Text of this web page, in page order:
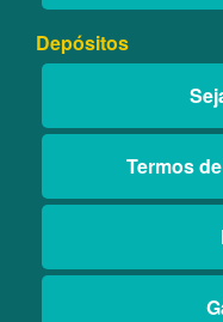
Depósitos
Termos